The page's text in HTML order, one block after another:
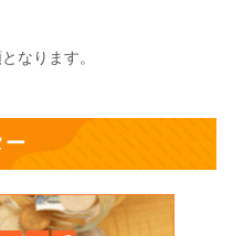
なります。
ー